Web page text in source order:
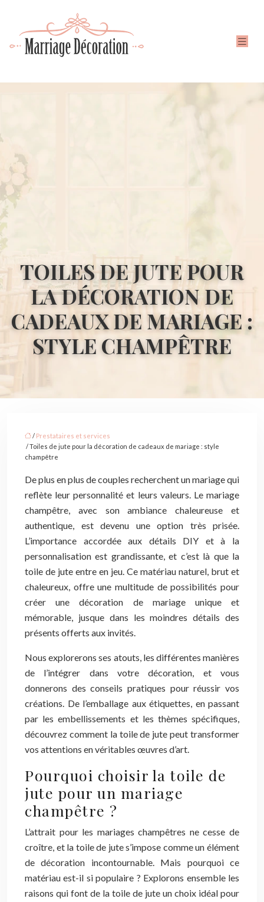
TOILES DE JUTE POUR
LA DÉCORATION DE
CADEAUX DE MARIAGE :
STYLE CHAMPÊTRE
/ Prestataires et services
/ Toiles de jute pour la décoration de cadeaux de mariage : style
champêtre
De plus en plus de couples recherchent un mariage qui
reflète leur personnalité et leurs valeurs. Le mariage
champêtre, avec son ambiance chaleureuse et
authentique, est devenu une option très prisée.
L’importance accordée aux détails DIY et à la
personnalisation est grandissante, et c’est là que la
toile de jute entre en jeu. Ce matériau naturel, brut et
chaleureux, offre une multitude de possibilités pour
créer une décoration de mariage unique et
mémorable, jusque dans les moindres détails des
présents offerts aux invités.
Nous explorerons ses atouts, les différentes manières
de l’intégrer dans votre décoration, et vous
donnerons des conseils pratiques pour réussir vos
créations. De l’emballage aux étiquettes, en passant
par les embellissements et les thèmes spécifiques,
découvrez comment la toile de jute peut transformer
vos attentions en véritables œuvres d’art.
Pourquoi choisir la toile de
jute pour un mariage
champêtre ?
L’attrait pour les mariages champêtres ne cesse de
croître, et la toile de jute s’impose comme un élément
de décoration incontournable. Mais pourquoi ce
matériau est-il si populaire ? Explorons ensemble les
raisons qui font de la toile de jute un choix idéal pour